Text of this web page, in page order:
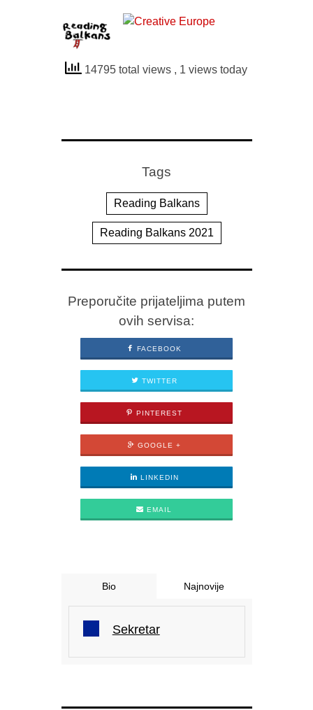
14795 total views , 1 views today
Tags
Reading Balkans
Reading Balkans 2021
Preporučite prijateljima putem
ovih servisa:
FACEBOOK
TWITTER
PINTEREST
GOOGLE +
LINKEDIN
EMAIL
Bio Najnovije
Sekretar